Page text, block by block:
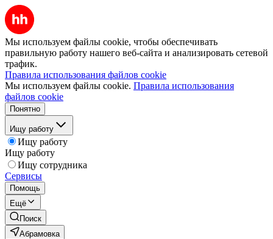
Мы используем файлы cookie, чтобы обеспечивать
правильную работу нашего веб-сайта и анализировать сетевой
трафик.
Правила использования файлов cookie
Мы используем файлы cookie. Правила использования
файлов cookie
Понятно
Ищу работу
Ищу работу
Ищу работу
Ищу сотрудника
Сервисы
Помощь
Ещё
Поиск
Абрамовка